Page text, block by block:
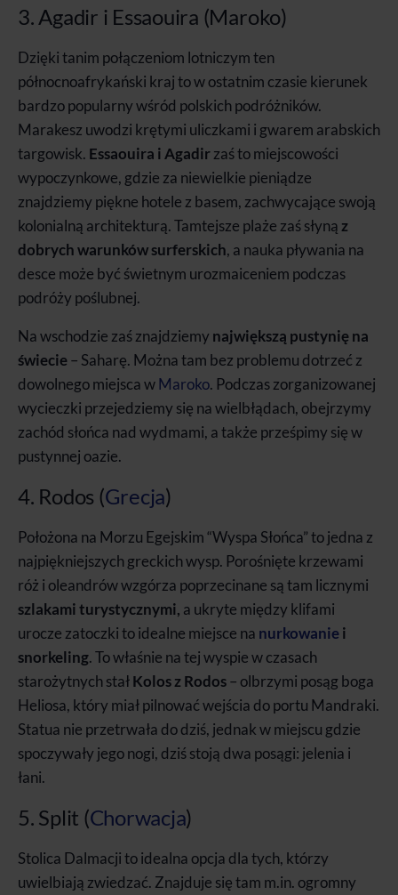
3. Agadir i Essaouira (Maroko)
Dzięki tanim połączeniom lotniczym ten
północnoafrykański kraj to w ostatnim czasie kierunek
bardzo popularny wśród polskich podróżników.
Marakesz uwodzi krętymi uliczkami i gwarem arabskich
targowisk. Essaouira i Agadirzaś to miejscowości
wypoczynkowe, gdzie za niewielkie pieniądze
znajdziemy piękne hotele z basem, zachwycające swoją
kolonialną architekturą. Tamtejsze plaże zaś słyną z
dobrych warunków surferskich, a nauka pływania na
desce może być świetnym urozmaiceniem podczas
podróży poślubnej.
Na wschodzie zaś znajdziemy największą pustynię na
świecie– Saharę. Można tam bez problemu dotrzeć z
dowolnego miejsca wMaroko. Podczas zorganizowanej
wycieczki przejedziemy się na wielbłądach, obejrzymy
zachód słońca nad wydmami, a także prześpimy się w
pustynnej oazie.
4. Rodos (Grecja)
Położona na Morzu Egejskim “Wyspa Słońca” to jedna z
najpiękniejszych greckich wysp. Porośnięte krzewami
róż i oleandrów wzgórza poprzecinane są tam licznymi
szlakami turystycznymi, a ukryte między klifami
urocze zatoczki to idealne miejsce na nurkowaniei
snorkeling. To właśnie na tej wyspie w czasach
starożytnych stałKolos z Rodos– olbrzymi posąg boga
Heliosa, który miał pilnować wejścia do portu Mandraki.
Statua nie przetrwała do dziś, jednak w miejscu gdzie
spoczywały jego nogi, dziś stoją dwa posągi: jelenia i
łani.
5. Split (Chorwacja)
Stolica Dalmacji to idealna opcja dla tych, którzy
uwielbiają zwiedzać. Znajduje się tam m.in. ogromny